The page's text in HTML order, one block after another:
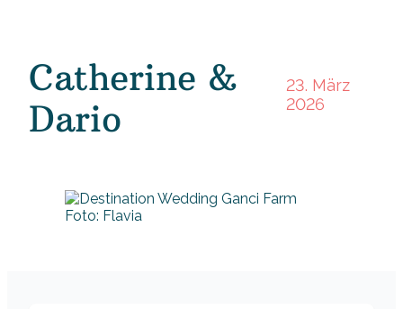
Catherine &
Dario
23. März
2026
Foto: Flavia